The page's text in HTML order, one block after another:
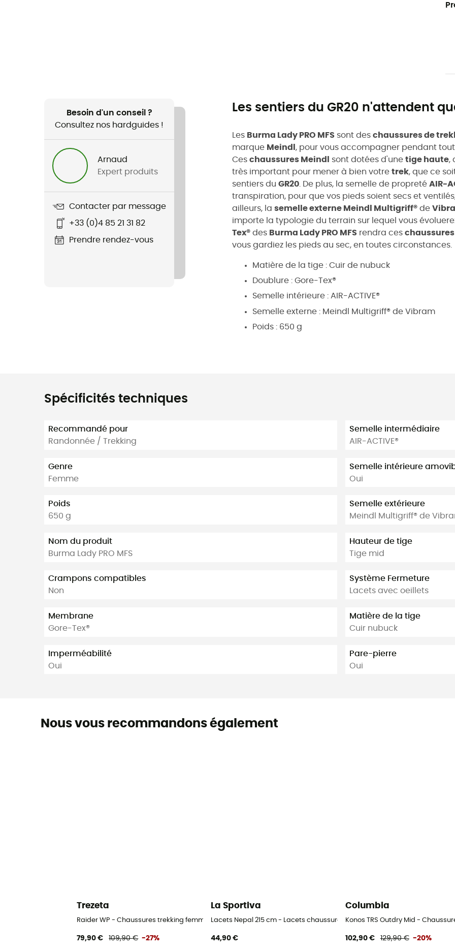
Besoin d'un conseil ?
Consultez nos hardguides !
Arnaud
Expert produits
Contacter par message
+33 (0)4 85 21 31 82
Prendre rendez-vous
Les sentiers du GR20 n'attendent
Les Burma Lady PRO MFS sont des chaussures de
marque Meindl , pour vous accompagner pendant
Ces chaussures Meindl sont dotées d'une tige haute,
très important pour mener à bien votre trek, que ce
sentiers du GR20 . De plus, la semelle de propreté AIR-
transpiration, pour que vos pieds soient secs et
ailleurs, a semelle externe Meindl Multigriff® de
importe la typologie du terrain sur lequel vous
Tex® des Burma Lady PRO MFS rendra ces
vous gardiez les pieds au sec, en toutes circonstances.
Matière de la tige : Cuir de nubuck
Doublure : Gore-Tex®
Semelle intérieure : AIR-ACTIVE®
Semelle externe : Meindl Multigriff® de Vibram
Poids : 650 g
Spécificités techniques
Recommandé pour
Randonnée / Trekking
Genre
Femme
Poids
650 g
Nom du produit
Burma Lady PRO MFS
Crampons compatibles
Non
Membrane
Gore-Tex®
Imperméabilité
Oui
Semelle intermédiaire
AIR-ACTIVE®
Semelle intérieure
Oui
Semelle extérieure
Meindl Multigriff® de
Hauteur de tige
Tige mid
Système Fermeture
Lacets avec oeillets
Matière de la tige
Cuir nubuck
Pare-pierre
Oui
Nous vous recommandons également
Trezeta
Raider WP - Chaussures trekking femme
79,90 € 109,90 € -27%
La Sportiva
Lacets Nepal 215 cm - Lacets chaussures alpinisme
44,90 €
Columbia
Konos TRS Outdry Mid -
102,90 € 129,90 € -20%